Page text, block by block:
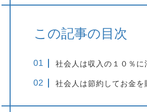
この記事の目次
社会人は収入の１０％に
社会人は節約してお金